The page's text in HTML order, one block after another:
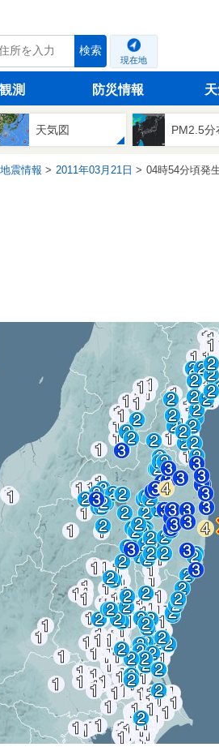
検索
現在地
観測 防災情報
天気図 PM2.5分
震情報 2011年03月21日 04時54分頃発